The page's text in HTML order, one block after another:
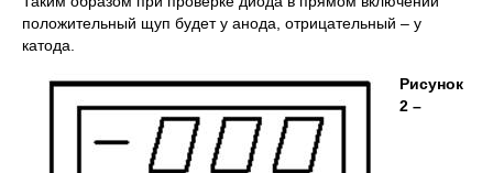
положительный щуп будет у анода, отрицательный – у
катода.
Рисунок
2 –